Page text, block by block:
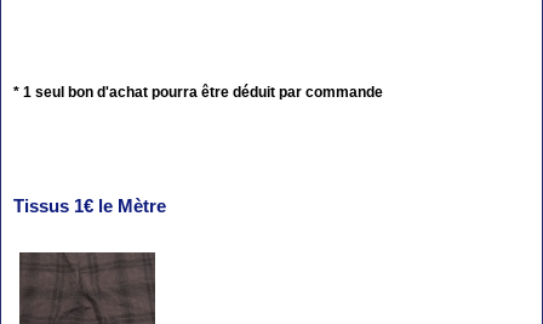
* 1 seul bon d'achat pourra être déduit par commande
Tissus 1€ le Mètre